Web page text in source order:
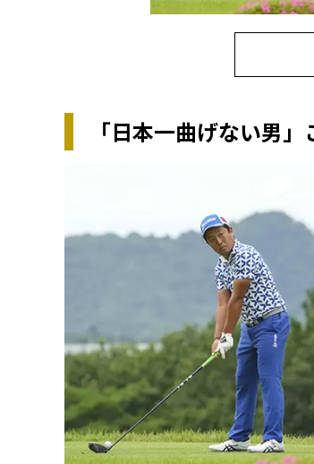
「日本一曲げない男